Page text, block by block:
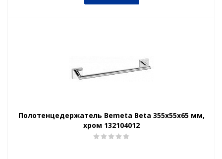
Полотенцедержатель Bemeta Beta 355x55x65 мм,
хром 132104012